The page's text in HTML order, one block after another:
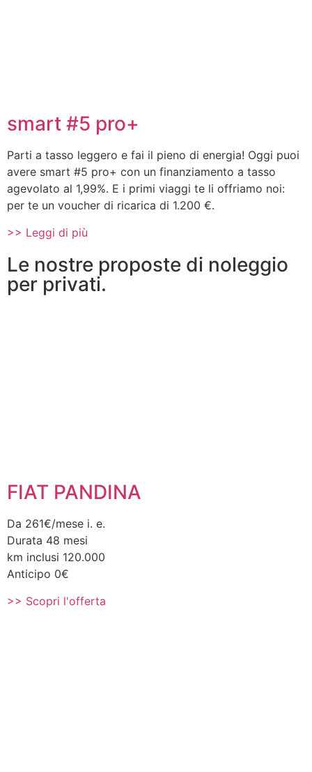
smart #5 pro+
Parti a tasso leggero e fai il pieno di energia! Oggi puoi
avere smart #5 pro+ con un finanziamento a tasso
agevolato al 1,99%. E i primi viaggi te li offriamo noi:
per te un voucher di ricarica di 1.200 €.
>> Leggi di più
Le nostre proposte di noleggio
per privati.
FIAT PANDINA
Da 261€/mese i. e.
Durata 48 mesi
km inclusi 120.000
Anticipo 0€
>> Scopri l'offerta